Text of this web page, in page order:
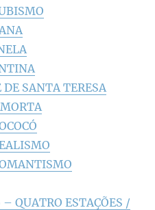
SANTA TERESA
QUATRO ESTAÇÕES /